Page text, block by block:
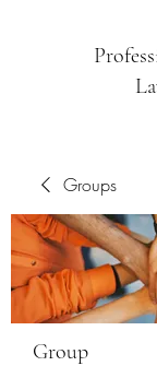
Groups
Group